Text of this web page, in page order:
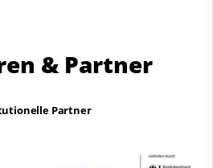
& Partner
Partner